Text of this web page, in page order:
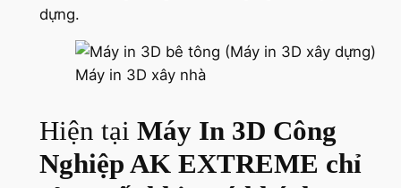
dựng.
Máy in 3D xây nhà
Hiện tại Máy In 3D Công
Nghiệp AK EXTREME chỉ